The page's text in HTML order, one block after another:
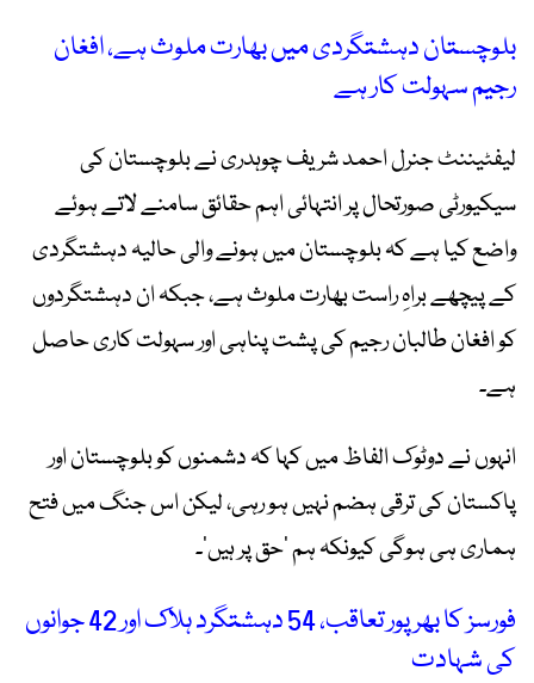
بلوچستان دہشتگردی میں بھارت ملوث ہے، افغان
رجیم سہولت کار ہے
لیفٹیننٹ جنرل احمد شریف چوہدری نے بلوچستان کی
سیکیورٹی صورتحال پر انتہائی اہم حقائق سامنے لاتے ہوئے
واضع کیا ہے کہ بلوچستان میں ہونے والی حالیہ دہشتگردی
کے پیچھے براہِ راست بھارت ملوث ہے، جبکہ ان دہشتگردوں
کو افغان طالبان رجیم کی پشت پناہی اور سہولت کاری حاصل
ہے۔
انہوں نے دوٹوک الفاظ میں کہا کہ دشمنوں کو بلوچستان اور
پاکستان کی ترقی ہضم نہیں ہو رہی، لیکن اس جنگ میں فتح
ہماری ہی ہوگی کیونکہ ہم ’حق پر ہیں‘۔
فورسز کا بھرپور تعاقب، 54 دہشتگرد ہلاک اور 42 جوانوں
کی شہادت